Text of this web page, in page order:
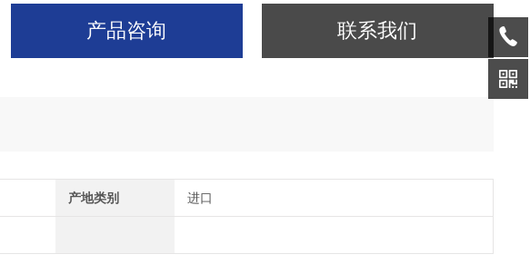
产品咨询 联系我们
产地类别 进口